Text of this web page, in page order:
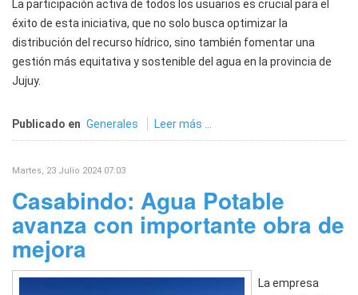
La participación activa de todos los usuarios es crucial para el
éxito de esta iniciativa, que no solo busca optimizar la
distribución del recurso hídrico, sino también fomentar una
gestión más equitativa y sostenible del agua en la provincia de
Jujuy.
Publicado en Generales Leer más ...
Martes, 23 Julio 2024 07:03
Casabindo: Agua Potable
avanza con importante obra de
mejora
La empresa